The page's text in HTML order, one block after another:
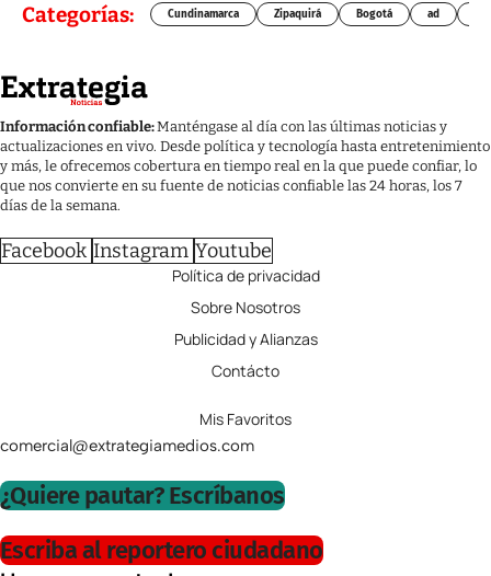
Categorías: Cundinamarca Zipaquirá Bogotá ad
Información confiable:Manténgase al día con las últimas noticias y
actualizaciones en vivo. Desde política y tecnología hasta entretenimiento
y más, le ofrecemos cobertura en tiempo real en la que puede confiar, lo
que nos convierte en su fuente de noticias confiable las 24 horas, los 7
días de la semana.
Facebook Instagram Youtube
Política de privacidad
Sobre Nosotros
Publicidad y Alianzas
Contácto
Mis Favoritos
comercial@extrategiamedios.com
¿Quiere pautar? Escríbanos
Escriba al reportero ciudadano